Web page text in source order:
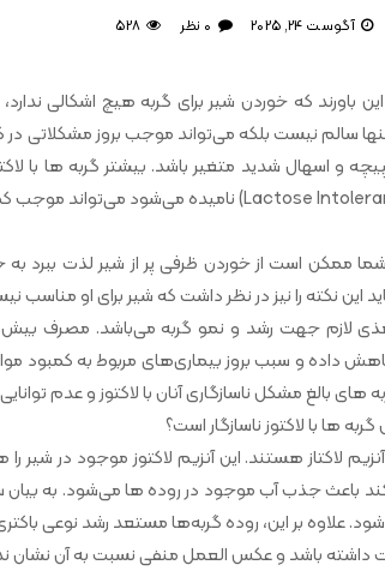
آگوست 24, 2025 0 نظر 528
این باورند که خوردن شیر برای گربه هیچ اشکالی
سالم نیست بلکه می‌تواند موجب بروز مشکلاتی در
و اسهال شدید متغیر باشد. بیشتر گربه ها با
ممکن است از خوردن ظرفی پر از شیر لذت ببرد
این نکته را نیز در نظر داشت که شیر برای او
لازم جهت رشد و نمو گربه می‌باشد. مصرف بیش
داده و سبب بروز بیماری‌های مربوط به کمبود
های بالغ مشکل ناسازگاری آنان با لاکتوز و عدم
ها با لاکتوز ناسازگار است؟
آنزیم لاکتاز هستند. این آنزیم لاکتوز موجود
باعث جذب آب موجود در روده ها می‌شود. به بیان
علاوه بر این، روده گربه‌ها مستعد رشد نوعی
داشته باشد و عکس العمل منفی نسبت به آن نشان